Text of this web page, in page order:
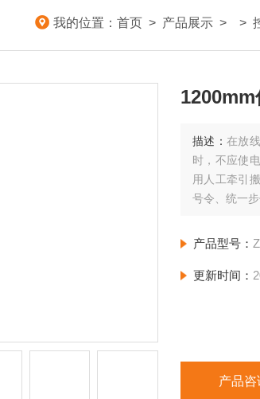
我的位置： 首页 > 产品展示 > >
描述：在放
时，不应使
用人工牵引
号令、统一
产品型号：
更新时间：
产品咨